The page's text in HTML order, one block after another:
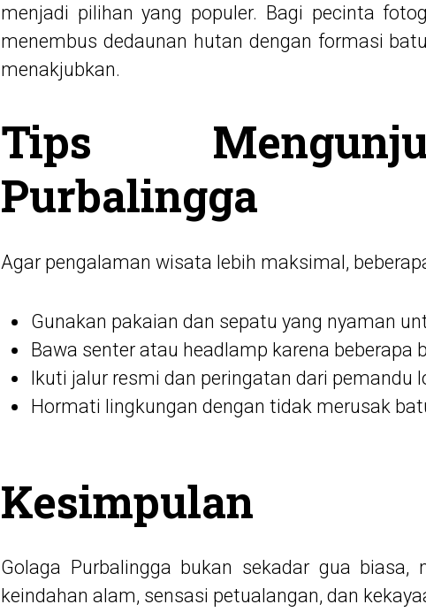
menjadi pilihan yang populer. Bagi pecinta
menembus dedaunan hutan dengan formasi
menakjubkan.
Tips
Purbalingga
Agar pengalaman wisata lebih maksimal,
Gunakan pakaian dan sepatu yang nyaman
Bawa senter atau headlamp karena beberapa
Ikuti jalur resmi dan peringatan dari pemandu
Hormati lingkungan dengan tidak merusak
Kesimpulan
Golaga Purbalingga bukan sekadar gua biasa,
keindahan alam, sensasi petualangan, dan